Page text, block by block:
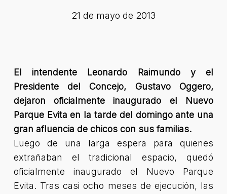
21 de mayo de 2013
El intendente Leonardo Raimundo y el
Presidente del Concejo, Gustavo Oggero,
dejaron oficialmente inaugurado el Nuevo
Parque Evita en la tarde del domingo ante una
gran afluencia de chicos con sus familias.
Luego de una larga espera para quienes
extrañaban el tradicional espacio, quedó
oficialmente inaugurado el Nuevo Parque
Evita. Tras casi ocho meses de ejecución, las